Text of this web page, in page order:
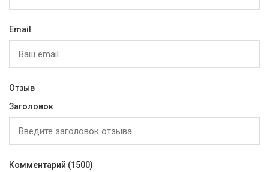
Email
Отзыв
Заголовок
Комментарий (1500)